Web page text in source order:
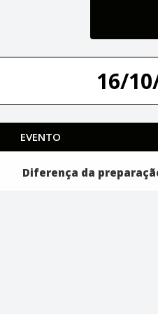
16/
EVENTO
Diferença da